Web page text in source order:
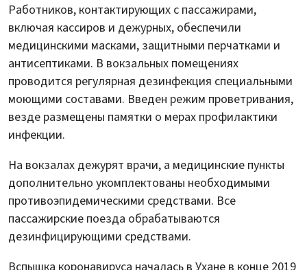
Работников, контактирующих с пассажирами,
включая кассиров и дежурных, обеспечили
медицинскими масками, защитными перчатками и
антисептиками. В вокзальных помещениях
проводится регулярная дезинфекция специальными
моющими составами. Введен режим проветривания,
везде размещены памятки о мерах профилактики
инфекции.
На вокзалах дежурят врачи, а медицинские пункты
дополнительно укомплектованы необходимыми
противоэпидемическими средствами. Все
пассажирские поезда обрабатываются
дезинфицирующими средствами.